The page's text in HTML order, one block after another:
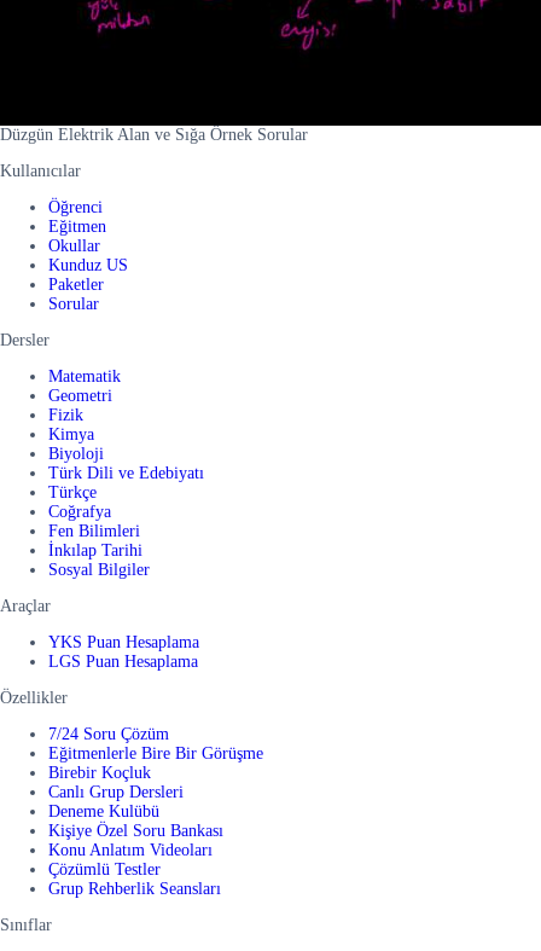
Düzgün Elektrik Alan ve Sığa Örnek Sorular
Kullanıcılar
Öğrenci
Eğitmen
Okullar
Kunduz US
Paketler
Sorular
Dersler
Matematik
Geometri
Fizik
Kimya
Biyoloji
Türk Dili ve Edebiyatı
Türkçe
Coğrafya
Fen Bilimleri
İnkılap Tarihi
Sosyal Bilgiler
Araçlar
YKS Puan Hesaplama
LGS Puan Hesaplama
Özellikler
7/24 Soru Çözüm
Eğitmenlerle Bire Bir Görüşme
Birebir Koçluk
Canlı Grup Dersleri
Deneme Kulübü
Kişiye Özel Soru Bankası
Konu Anlatım Videoları
Çözümlü Testler
Grup Rehberlik Seansları
Sınıflar